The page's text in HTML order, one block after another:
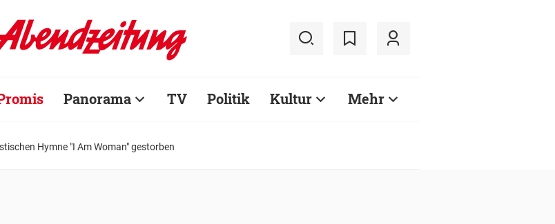
Panorama TV Politik Kultur Mehr
Hymne "I Am Woman" gestorben